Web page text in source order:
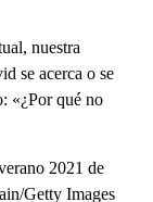
nuestra
se acerca o se
«¿Por qué no
2021 de
Getty Images